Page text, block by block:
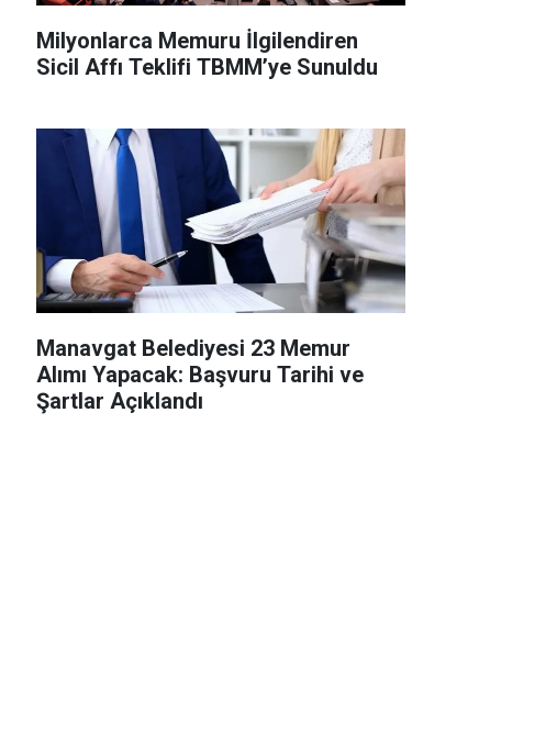
Milyonlarca Memuru İlgilendiren
Sicil Affı Teklifi TBMM’ye Sunuldu
Manavgat Belediyesi 23 Memur
Alımı Yapacak: Başvuru Tarihi ve
Şartlar Açıklandı